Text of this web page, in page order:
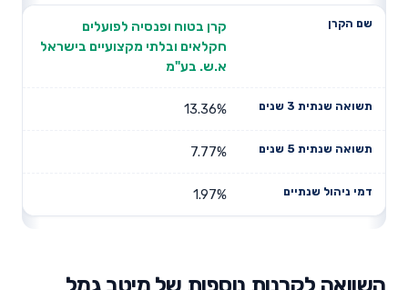
קרן בטוח ופנסיה לפועלים
חקלאים ובלתי מקצועיים בישראל
א.ש. בע"מ
13.36%
7.77%
1.97%